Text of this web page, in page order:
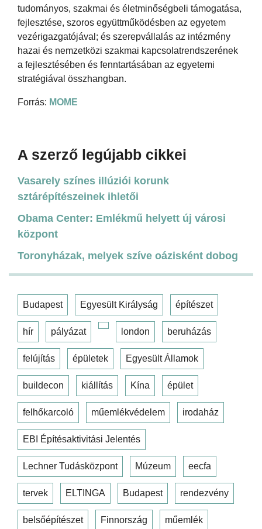
tudományos, szakmai és életminőségbeli támogatása,
fejlesztése, szoros együttműködésben az egyetem
vezérigazgatójával; és szerepvállalás az intézmény
hazai és nemzetközi szakmai kapcsolatrendszerének
a fejlesztésében és fenntartásában az egyetemi
stratégiával összhangban.
Forrás: MOME
A szerző legújabb cikkei
Vasarely színes illúziói korunk
sztárépítészeinek ihletői
Obama Center: Emlékmű helyett új városi
központ
Toronyházak, melyek szíve oázisként dobog
Budapest Egyesült Királyság építészet
hír pályázat london beruházás
felújítás épületek Egyesült Államok
buildecon kiállítás Kína épület
felhőkarcoló műemlékvédelem irodaház
EBI Építésaktivitási Jelentés
Lechner Tudásközpont Múzeum eecfa
tervek ELTINGA Budapest rendezvény
belsőépítészet Finnország műemlék